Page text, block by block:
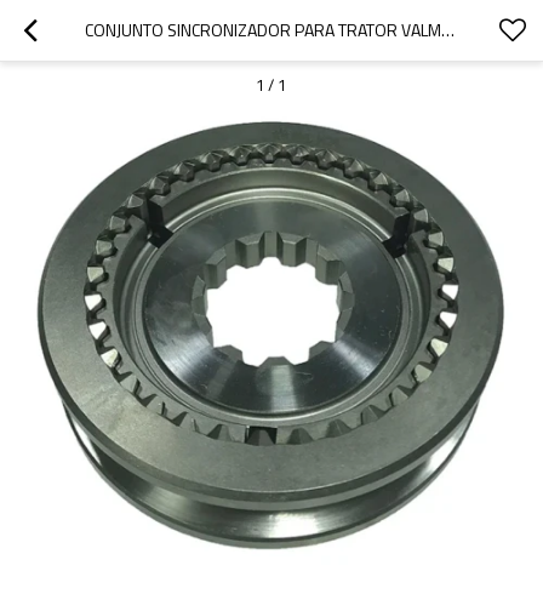
CONJUNTO SINCRONIZADOR PARA TRATOR VALMET 60, 62 VALTRA 685C 214010, 3314476-PAIRGEARS
1 / 1